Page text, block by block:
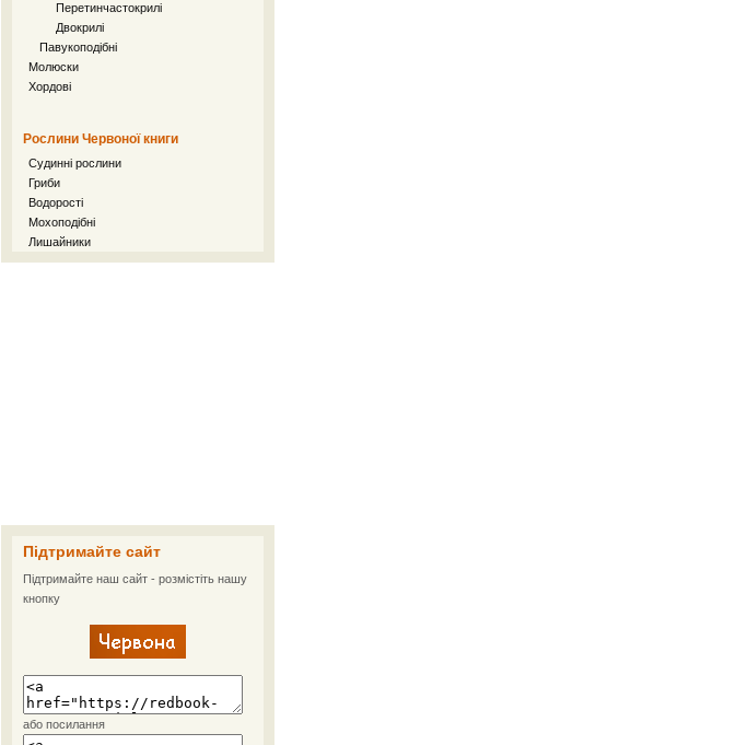
Перетинчастокрилі
Двокрилі
Павукоподібні
Молюски
Хордові
Рослини Червоної книги
Судинні рослини
Гриби
Водорості
Мохоподібні
Лишайники
Підтримайте сайт
Підтримайте наш сайт - розмістіть нашу
кнопку
або посилання